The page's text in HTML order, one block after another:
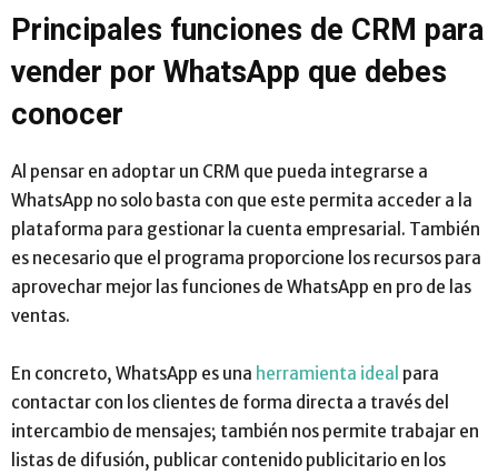
Principales funciones de CRM para
vender por WhatsApp que debes
conocer
Al pensar en adoptar un CRM que pueda integrarse a
WhatsApp no solo basta con que este permita acceder a la
plataforma para gestionar la cuenta empresarial. También
es necesario que el programa proporcione los recursos para
aprovechar mejor las funciones de WhatsApp en pro de las
ventas.
En concreto, WhatsApp es una herramienta ideal para
contactar con los clientes de forma directa a través del
intercambio de mensajes; también nos permite trabajar en
listas de difusión, publicar contenido publicitario en los